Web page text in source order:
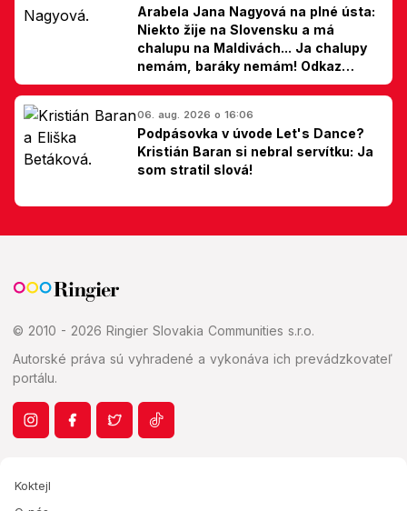
Arabela Jana Nagyová na plné ústa:
Niekto žije na Slovensku a má
chalupu na Maldivách... Ja chalupy
nemám, baráky nemám! Odkaz
Slovákom
06. aug. 2026 o 16:06
Podpásovka v úvode Let's Dance?
Kristián Baran si nebral servítku: Ja
som stratil slová!
© 2010 - 2026 Ringier Slovakia Communities s.r.o.
Autorské práva sú vyhradené a vykonáva ich prevádzkovateľ
portálu.
Koktejl